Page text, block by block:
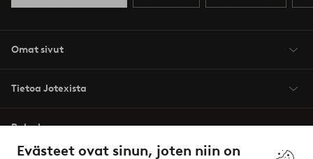
Evästeet ovat sinun, joten niin on
Omat sivut
Tietoa Jotexista
Palvelumme